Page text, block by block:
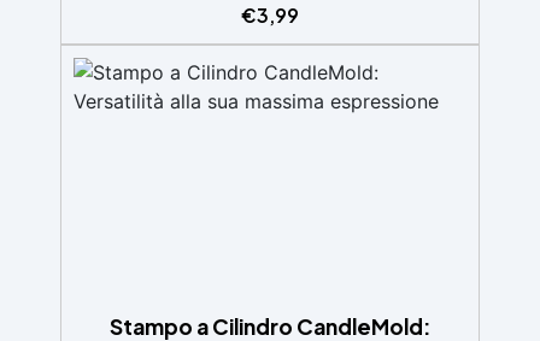
suono rilassante durante la combustione, da
utilizzare in coppia con cera di soia o d'api.
✅ Facile Posizionamento: Adesivo sul fondo
per fissare facilmente lo stoppino nel
€3,99
Stampo a Cilindro CandleMold: